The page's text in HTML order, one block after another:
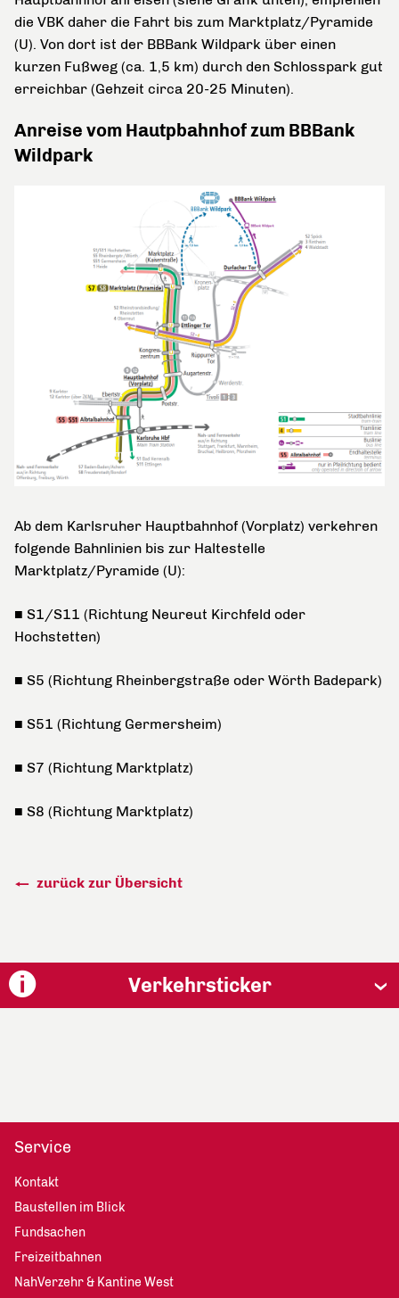
die VBK daher die Fahrt bis zum Marktplatz/Pyramide
(U). Von dort ist der BBBank Wildpark über einen
kurzen Fußweg (ca. 1,5 km) durch den Schlosspark gut
erreichbar (Gehzeit circa 20-25 Minuten).
Anreise vom Hautpbahnhof zum BBBank
Wildpark
Ab dem Karlsruher Hauptbahnhof (Vorplatz) verkehren
folgende Bahnlinien bis zur Haltestelle
Marktplatz/Pyramide (U):
■ S1/S11 (Richtung Neureut Kirchfeld oder
Hochstetten)
■ S5 (Richtung Rheinbergstraße oder Wörth Badepark)
■ S51 (Richtung Germersheim)
■ S7 (Richtung Marktplatz)
■ S8 (Richtung Marktplatz)
zurück zur Übersicht
Verkehrsticker
Service
Kontakt
Baustellen im Blick
Fundsachen
Freizeitbahnen
NahVerzehr & Kantine West